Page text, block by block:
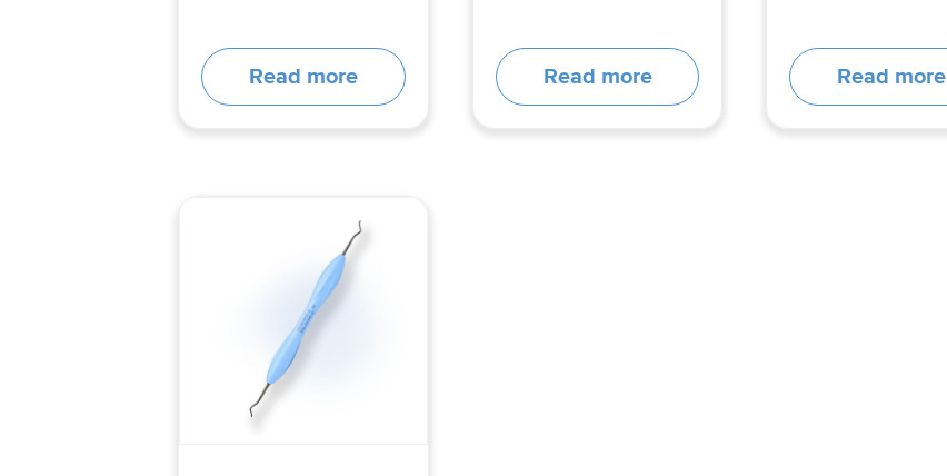
Read more Read more Read more